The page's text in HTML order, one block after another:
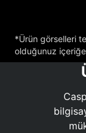
*Ürün görselleri
olduğunuz